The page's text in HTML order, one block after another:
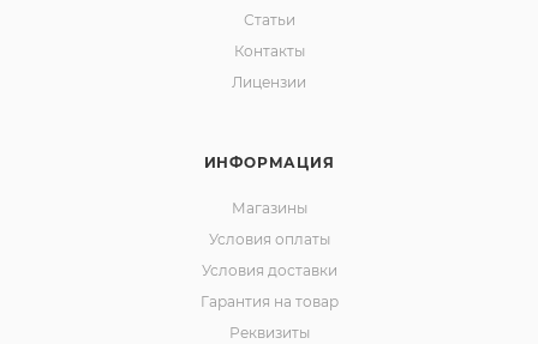
Статьи
Контакты
Лицензии
ИНФОРМАЦИЯ
Магазины
Условия оплаты
Условия доставки
Гарантия на товар
Реквизиты